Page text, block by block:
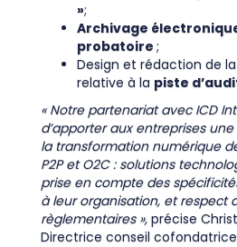
»;
Archivage
probatoire ;
Design et rédaction de la
relative à la piste
« Notre partenariat avec ICD
d’apporter aux entreprises
la transformation numérique
P2P et O2C : solutions
prise en compte des
à leur organisation, et respect
règlementaires »,précise
Directrice conseil